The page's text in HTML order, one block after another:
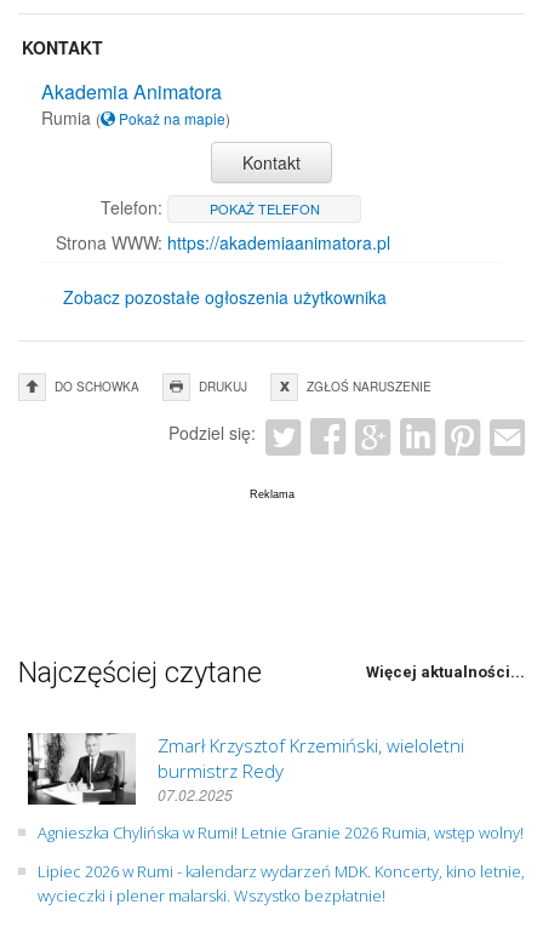
KONTAKT
Akademia Animatora
Rumia ( Pokaż na mapie)
Kontakt
Telefon:
POKAŻ TELEFON
Strona WWW: https://akademiaanimatora.pl
Zobacz pozostałe ogłoszenia użytkownika
DO SCHOWKA DRUKUJ ZGŁOŚ NARUSZENIE
Podziel się:
Najczęściej czytane Więcej aktualności...
Zmarł Krzysztof Krzemiński, wieloletni
burmistrz Redy
07.02.2025
Agnieszka Chylińska w Rumi! Letnie Granie 2026 Rumia, wstęp wolny!
Lipiec 2026 w Rumi - kalendarz wydarzeń MDK. Koncerty, kino letnie,
wycieczki i plener malarski. Wszystko bezpłatnie!